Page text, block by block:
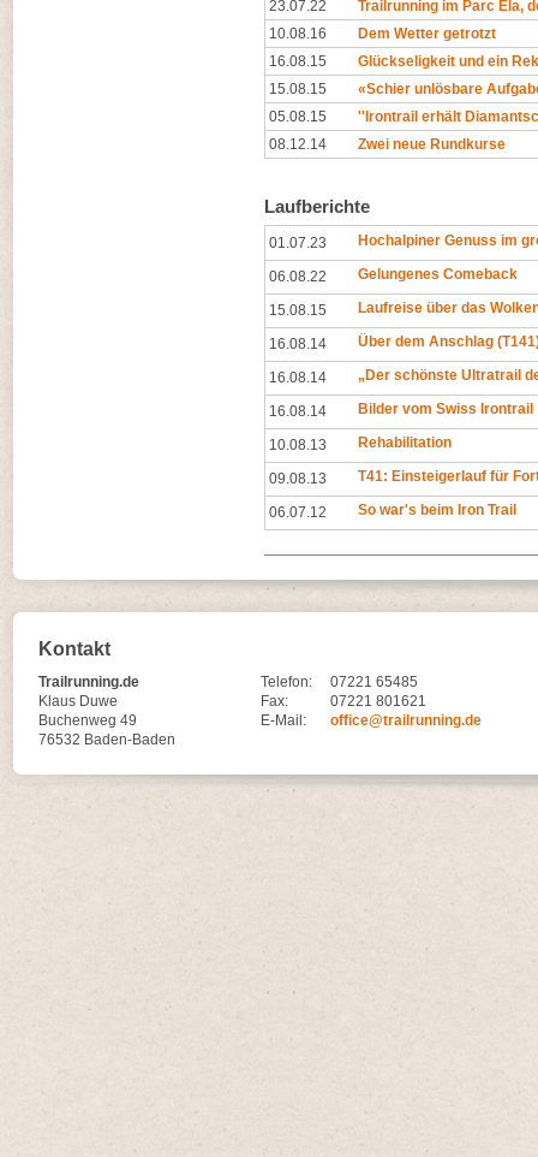
23.07.22
Trailrunning im Parc Ela,
10.08.16
Dem Wetter getrotzt
16.08.15
Glückseligkeit und ein
15.08.15
«Schier unlösbare
05.08.15
''Irontrail erhält
08.12.14
Zwei neue Rundkurse
Laufberichte
01.07.23 Hochalpiner Genuss im
06.08.22 Gelungenes Comeback
15.08.15 Laufreise über das
16.08.14 Über dem Anschlag
16.08.14 „Der schönste Ultratrail
16.08.14 Bilder vom Swiss Irontrail
10.08.13 Rehabilitation
09.08.13 T41: Einsteigerlauf für
06.07.12 So war's beim Iron Trail
Kontakt
Trailrunning.de
Klaus Duwe
Buchenweg 49
76532 Baden-Baden
Telefon:
07221 65485
Fax:
07221 801621
E-Mail:
office@trailrunning.de